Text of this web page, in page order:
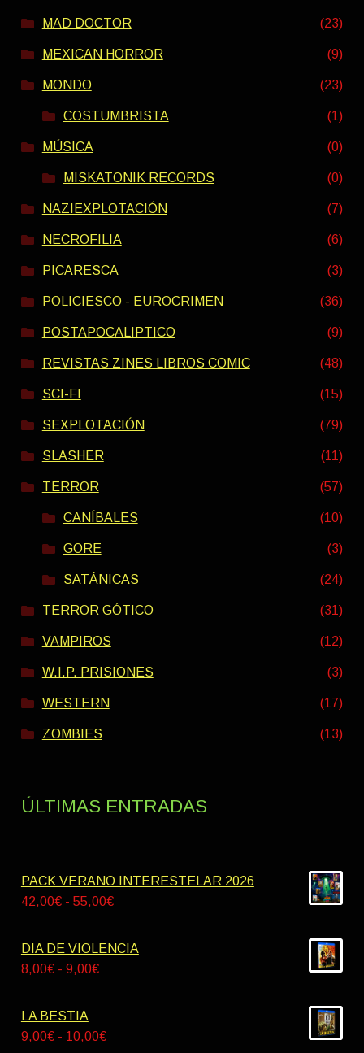
MAD DOCTOR (23)
MEXICAN HORROR (9)
MONDO (23)
COSTUMBRISTA (1)
MÚSICA (0)
MISKATONIK RECORDS (0)
NAZIEXPLOTACIÓN (7)
NECROFILIA (6)
PICARESCA (3)
POLICIESCO - EUROCRIMEN (36)
POSTAPOCALIPTICO (9)
REVISTAS ZINES LIBROS COMIC (48)
SCI-FI (15)
SEXPLOTACIÓN (79)
SLASHER (11)
TERROR (57)
CANÍBALES (10)
GORE (3)
SATÁNICAS (24)
TERROR GÓTICO (31)
VAMPIROS (12)
W.I.P. PRISIONES (3)
WESTERN (17)
ZOMBIES (13)
ÚLTIMAS ENTRADAS
PACK VERANO INTERESTELAR 2026
42,00€ - 55,00€Rango
precios:
DIA DE VIOLENCIA
8,00€ - 9,00€Rango
desde
LA BESTIA
9,00€ - 10,00€Rango